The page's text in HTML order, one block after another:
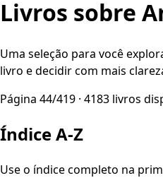
Livros sobre
Uma seleção para você
livro e decidir com mais
Página 44/419 · 4183 livros
Índice A-Z
Use o índice completo na